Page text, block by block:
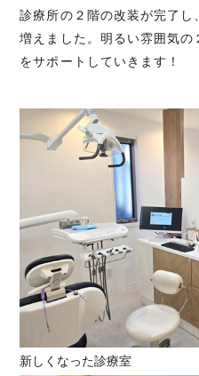
診療所の２階の改装が完了
増えました。明るい雰囲気
をサポートしていきます！
新しくなった診療室